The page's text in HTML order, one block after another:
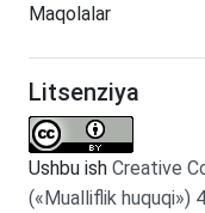
Maqolalar
Litsenziya
Ushbu ish Creative
(«Mualliflik huquqi»)